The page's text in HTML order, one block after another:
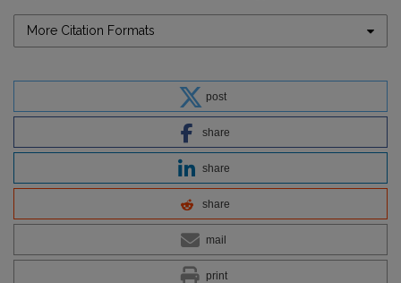
More Citation Formats
post
share
share
share
mail
print